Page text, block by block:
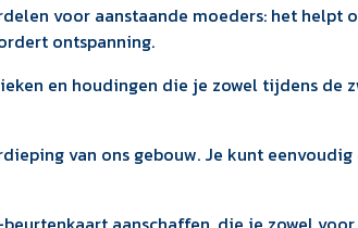
voor aanstaande moeders: het helpt
ontspanning.
en houdingen die je zowel tijdens de
van ons gebouw. Je kunt